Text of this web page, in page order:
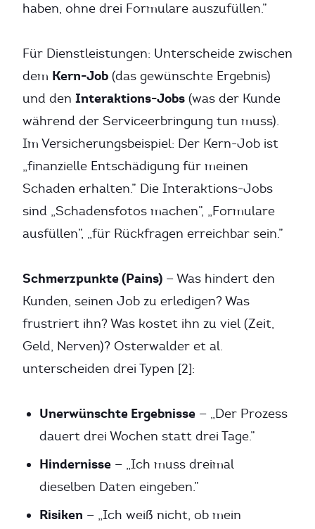
haben, ohne drei Formulare auszufüllen.”
Für Dienstleistungen: Unterscheide zwischen
dem Kern-Job (das gewünschte Ergebnis)
und den Interaktions-Jobs (was der Kunde
während der Serviceerbringung tun muss).
Im Versicherungsbeispiel: Der Kern-Job ist
„finanzielle Entschädigung für meinen
Schaden erhalten.” Die Interaktions-Jobs
sind „Schadensfotos machen”, „Formulare
ausfüllen”, „für Rückfragen erreichbar sein.”
Schmerzpunkte (Pains) — Was hindert den
Kunden, seinen Job zu erledigen? Was
frustriert ihn? Was kostet ihn zu viel (Zeit,
Geld, Nerven)? Osterwalder et al.
unterscheiden drei Typen [2]:
Unerwünschte Ergebnisse — „Der Prozess
dauert drei Wochen statt drei Tage.”
Hindernisse — „Ich muss dreimal
dieselben Daten eingeben.”
Risiken — „Ich weiß nicht, ob mein